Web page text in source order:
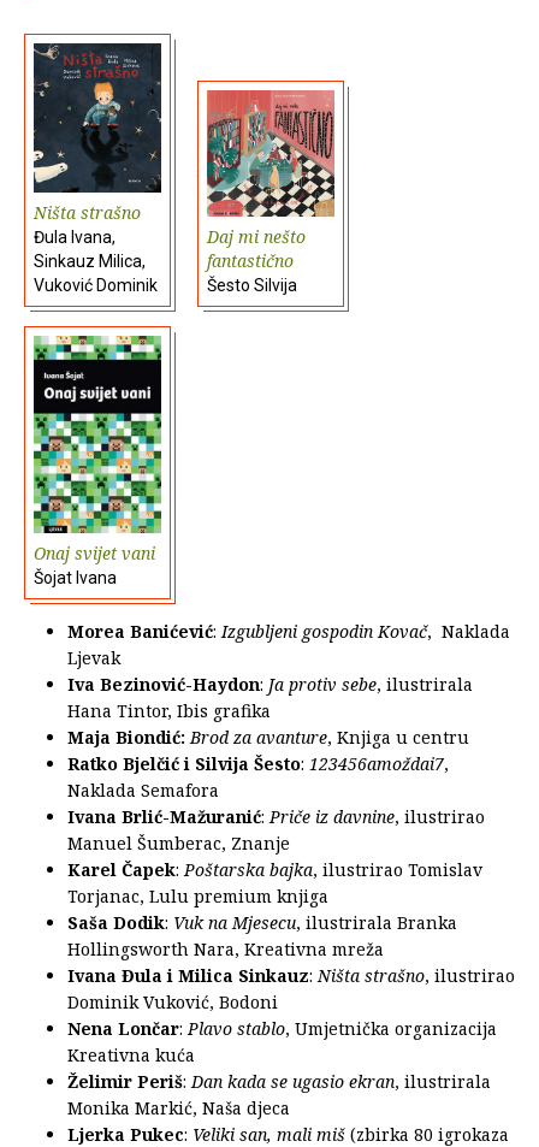
Ništa strašno
Đula Ivana,
Sinkauz Milica,
Vuković Dominik
Daj mi nešto
fantastično
Šesto Silvija
Onaj svijet vani
Šojat Ivana
Morea Banićević: Izgubljeni gospodin Kovač, Naklada
Ljevak
Iva Bezinović-Haydon: Ja protiv sebe, ilustrirala
Hana Tintor, Ibis grafika
Maja Biondić: Brod za avanture, Knjiga u centru
Ratko Bjelčić i Silvija Šesto: 123456amoždai7,
Naklada Semafora
Ivana Brlić-Mažuranić: Priče iz davnine, ilustrirao
Manuel Šumberac, Znanje
Karel Čapek: Poštarska bajka, ilustrirao Tomislav
Torjanac, Lulu premium knjiga
Saša Dodik: Vuk na Mjesecu, ilustrirala Branka
Hollingsworth Nara, Kreativna mreža
Ivana Đula i Milica Sinkauz: Ništa strašno, ilustrirao
Dominik Vuković, Bodoni
Nena Lončar: Plavo stablo, Umjetnička organizacija
Kreativna kuća
Želimir Periš: Dan kada se ugasio ekran, ilustrirala
Monika Markić, Naša djeca
Ljerka Pukec: Veliki san, mali miš (zbirka 80 igrokaza